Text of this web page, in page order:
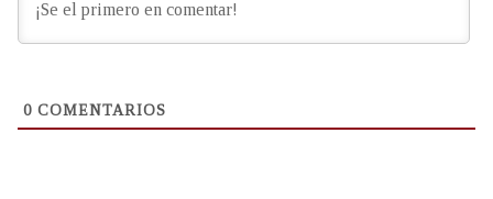
0 COMENTARIOS